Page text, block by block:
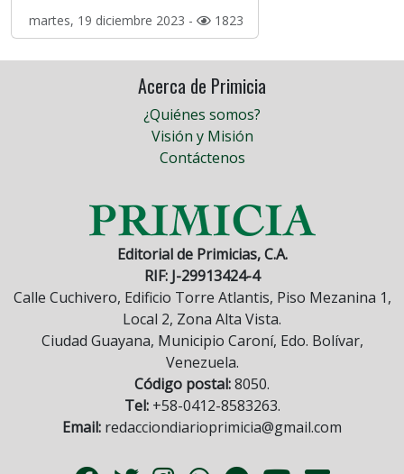
martes, 19 diciembre 2023 - 1823
Acerca de Primicia
¿Quiénes somos?
Visión y Misión
Contáctenos
Editorial de Primicias, C.A.
RIF: J-29913424-4
Calle Cuchivero, Edificio Torre Atlantis, Piso Mezanina 1,
Local 2, Zona Alta Vista.
Ciudad Guayana, Municipio Caroní, Edo. Bolívar,
Venezuela.
Código postal:8050.
Tel:+58-0412-8583263.
Email: redacciondiarioprimicia@gmail.com